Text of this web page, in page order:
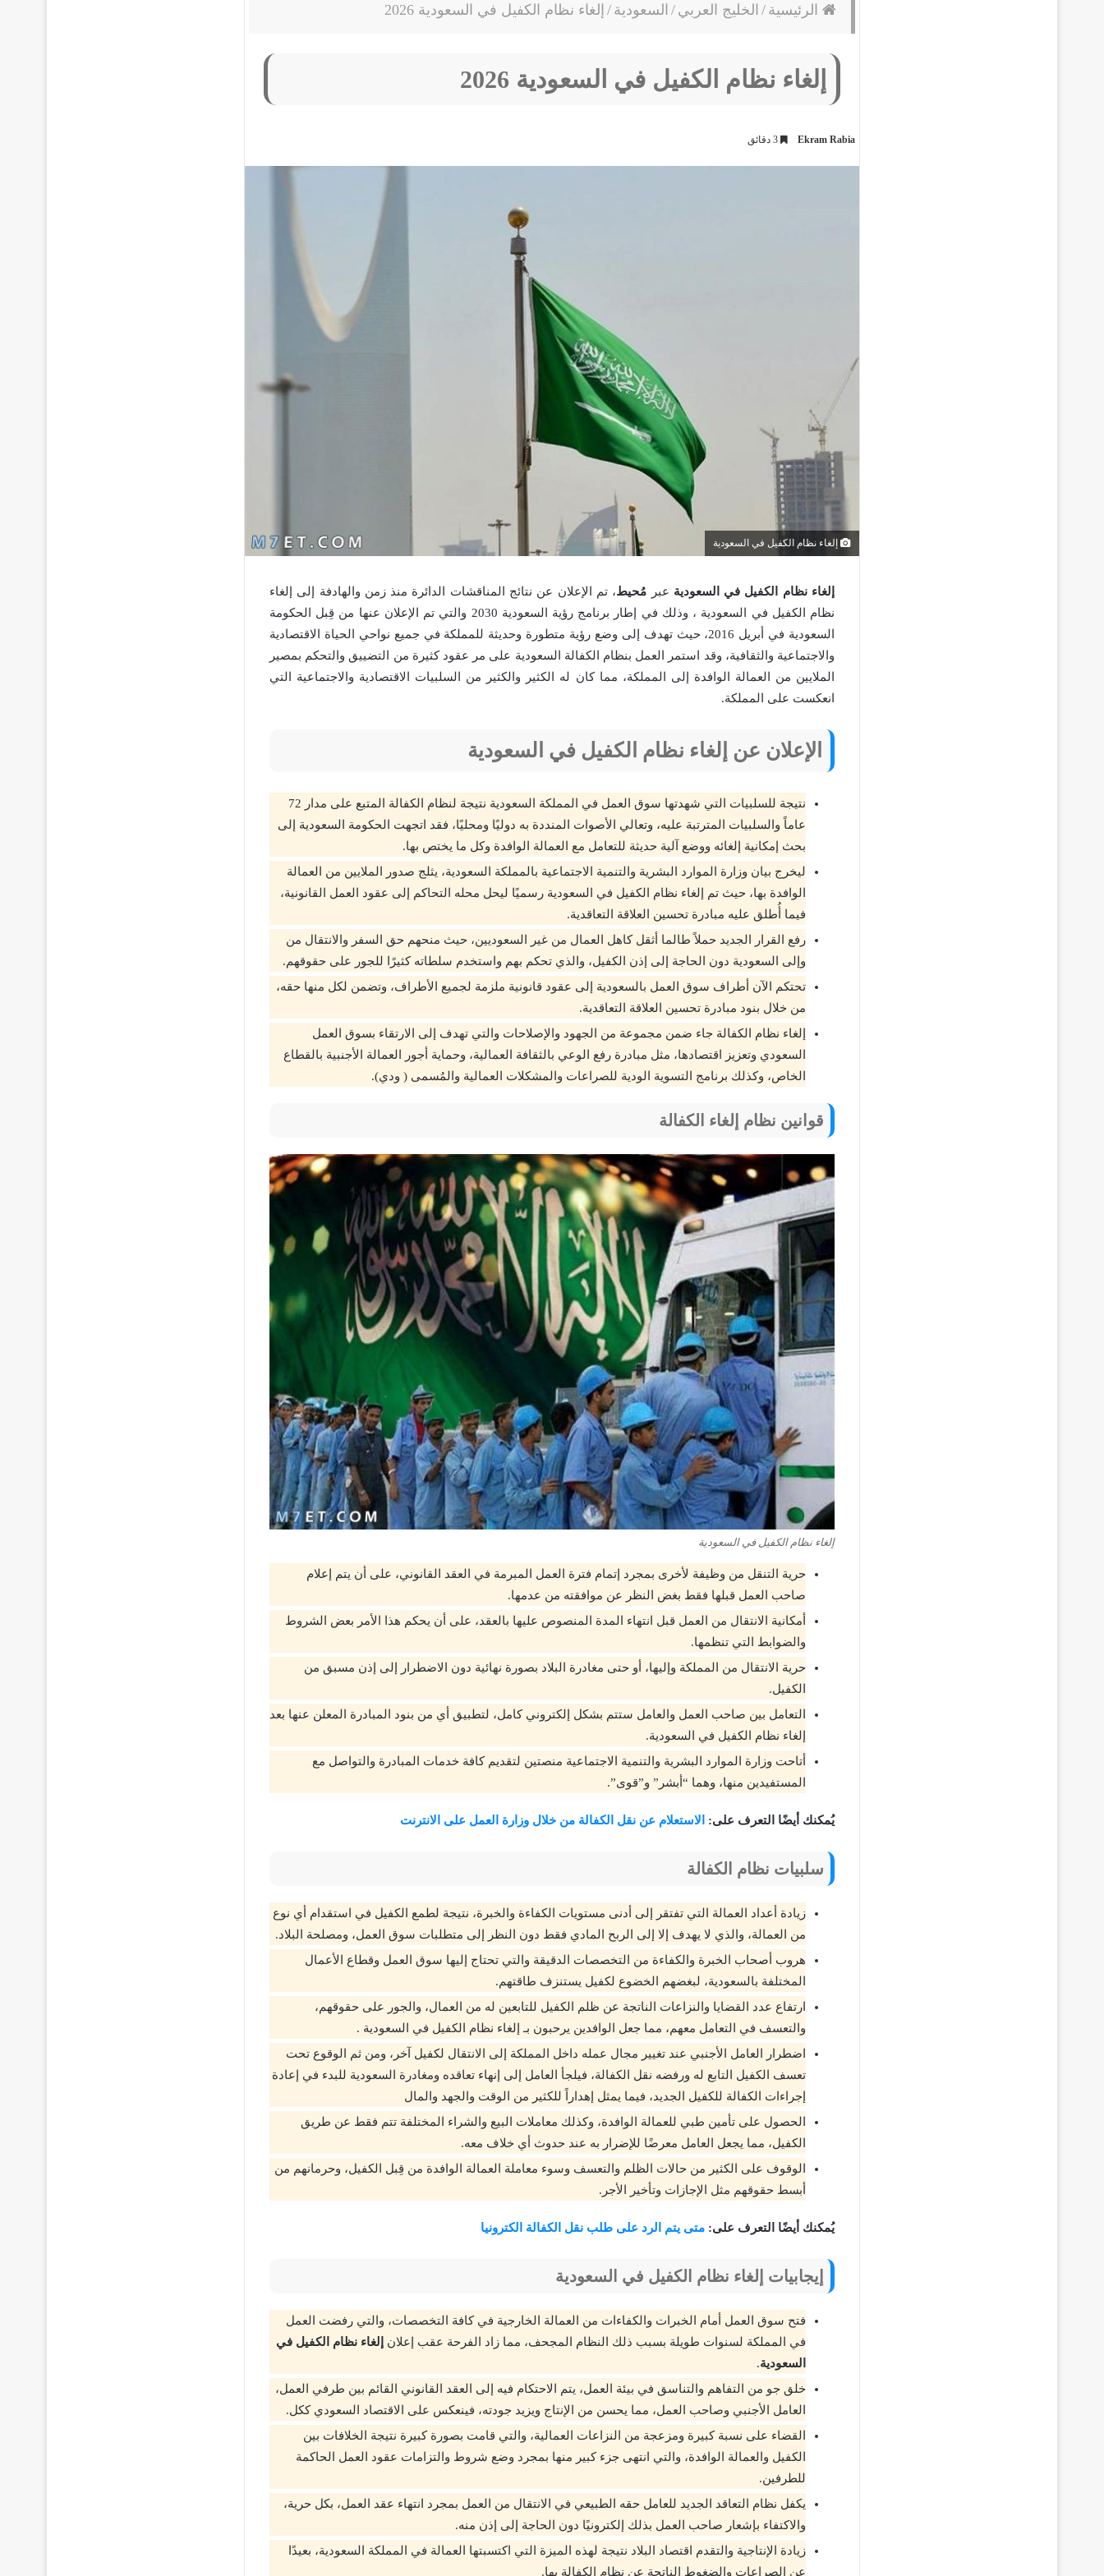
الرئيسية / الخليج العربي / السعودية / إلغاء نظام الكفيل في السعودية 2026
إلغاء نظام الكفيل في السعودية 2026
Ekram Rabia
إلغاء نظام الكفيل في السعودية
إلغاء نظام الكفيل في السعودية عبر مُحيط، تم الإعلان عن نتائج المناقشات الدائرة منذ زمن والهادفة إلى إلغاء
نظام الكفيل في السعودية ، وذلك في إطار برنامج رؤية السعودية 2030 والتي تم الإعلان عنها من قِبل الحكومة
السعودية في أبريل 2016، حيث تهدف إلى وضع رؤية متطورة وحديثة للمملكة في جميع نواحي الحياة الاقتصادية
والاجتماعية والثقافية، وقد استمر العمل بنظام الكفالة السعودية على مر عقود كثيرة من التضييق والتحكم بمصير
الملايين من العمالة الوافدة إلى المملكة، مما كان له الكثير والكثير من السلبيات الاقتصادية والاجتماعية التي
انعكست على المملكة.
الإعلان عن إلغاء نظام الكفيل في السعودية
نتيجة للسلبيات التي شهدتها سوق العمل في المملكة السعودية نتيجة لنظام الكفالة المتبع على مدار 72
عاماً والسلبيات المترتبة عليه، وتعالي الأصوات المنددة به دوليًا ومحليًا، فقد اتجهت الحكومة السعودية إلى
بحث إمكانية إلغائه ووضع آلية حديثة للتعامل مع العمالة الوافدة وكل ما يختص بها.
ليخرج بيان وزارة الموارد البشرية والتنمية الاجتماعية بالمملكة السعودية، يثلج صدور الملايين من العمالة
الوافدة بها، حيث تم إلغاء نظام الكفيل في السعودية رسميًا ليحل محله التحاكم إلى عقود العمل القانونية،
فيما أُطلق عليه مبادرة تحسين العلاقة التعاقدية.
رفع القرار الجديد حملاً طالما أثقل كاهل العمال من غير السعوديين، حيث منحهم حق السفر والانتقال من
وإلى السعودية دون الحاجة إلى إذن الكفيل، والذي تحكم بهم واستخدم سلطاته كثيرًا للجور على حقوقهم.
تحتكم الآن أطراف سوق العمل بالسعودية إلى عقود قانونية ملزمة لجميع الأطراف، وتضمن لكل منها حقه،
من خلال بنود مبادرة تحسين العلاقة التعاقدية.
إلغاء نظام الكفالة جاء ضمن مجموعة من الجهود والإصلاحات والتي تهدف إلى الارتقاء بسوق العمل
السعودي وتعزيز اقتصادها، مثل مبادرة رفع الوعي بالثقافة العمالية، وحماية أجور العمالة الأجنبية بالقطاع
الخاص، وكذلك برنامج التسوية الودية للصراعات والمشكلات العمالية والمُسمى ( ودي).
قوانين نظام إلغاء الكفالة
إلغاء نظام الكفيل في السعودية
حرية التنقل من وظيفة لأخرى بمجرد إتمام فترة العمل المبرمة في العقد القانوني، على أن يتم إعلام
صاحب العمل قبلها فقط بغض النظر عن موافقته من عدمها.
أمكانية الانتقال من العمل قبل انتهاء المدة المنصوص عليها بالعقد، على أن يحكم هذا الأمر بعض الشروط
والضوابط التي تنظمها.
حرية الانتقال من المملكة وإليها، أو حتى مغادرة البلاد بصورة نهائية دون الاضطرار إلى إذن مسبق من
الكفيل.
التعامل بين صاحب العمل والعامل ستتم بشكل إلكتروني كامل، لتطبيق أي من بنود المبادرة المعلن عنها بعد
إلغاء نظام الكفيل في السعودية.
أتاحت وزارة الموارد البشرية والتنمية الاجتماعية منصتين لتقديم كافة خدمات المبادرة والتواصل مع
المستفيدين منها، وهما “أبشر” و”قوى”.
يُمكنك أيضًا التعرف على: الاستعلام عن نقل الكفالة من خلال وزارة العمل على الانترنت
سلبيات نظام الكفالة
زيادة أعداد العمالة التي تفتقر إلى أدنى مستويات الكفاءة والخبرة، نتيجة لطمع الكفيل في استقدام أي نوع
من العمالة، والذي لا يهدف إلا إلى الربح المادي فقط دون النظر إلى متطلبات سوق العمل، ومصلحة البلاد.
هروب أصحاب الخبرة والكفاءة من التخصصات الدقيقة والتي تحتاج إليها سوق العمل وقطاع الأعمال
المختلفة بالسعودية، لبغضهم الخضوع لكفيل يستنزف طاقتهم.
ارتفاع عدد القضايا والنزاعات الناتجة عن ظلم الكفيل للتابعين له من العمال، والجور على حقوقهم،
والتعسف في التعامل معهم، مما جعل الوافدين يرحبون بـ إلغاء نظام الكفيل في السعودية .
اضطرار العامل الأجنبي عند تغيير مجال عمله داخل المملكة إلى الانتقال لكفيل آخر، ومن ثم الوقوع تحت
تعسف الكفيل التابع له ورفضه نقل الكفالة، فيلجأ العامل إلى إنهاء تعاقده ومغادرة السعودية للبدء في إعادة
إجراءات الكفالة للكفيل الجديد، فيما يمثل إهداراً للكثير من الوقت والجهد والمال
الحصول على تأمين طبي للعمالة الوافدة، وكذلك معاملات البيع والشراء المختلفة تتم فقط عن طريق
الكفيل، مما يجعل العامل معرضًا للإضرار به عند حدوث أي خلاف معه.
الوقوف على الكثير من حالات الظلم والتعسف وسوء معاملة العمالة الوافدة من قِبل الكفيل، وحرمانهم من
أبسط حقوقهم مثل الإجازات وتأخير الأجر.
يُمكنك أيضًا التعرف على: متى يتم الرد على طلب نقل الكفالة الكترونيا
إيجابيات إلغاء نظام الكفيل في السعودية
فتح سوق العمل أمام الخبرات والكفاءات من العمالة الخارجية في كافة التخصصات، والتي رفضت العمل
في المملكة لسنوات طويلة بسبب ذلك النظام المجحف، مما زاد الفرحة عقب إعلان
إلغاء نظام الكفيل في
السعودية.
خلق جو من التفاهم والتناسق في بيئة العمل، يتم الاحتكام فيه إلى العقد القانوني القائم بين طرفي العمل،
العامل الأجنبي وصاحب العمل، مما يحسن من الإنتاج ويزيد جودته، فينعكس على الاقتصاد السعودي ككل.
القضاء على نسبة كبيرة ومزعجة من النزاعات العمالية، والتي قامت بصورة كبيرة نتيجة الخلافات بين
الكفيل والعمالة الوافدة، والتي انتهى جزء كبير منها بمجرد وضع شروط والتزامات عقود العمل الحاكمة
للطرفين.
يكفل نظام التعاقد الجديد للعامل حقه الطبيعي في الانتقال من العمل بمجرد انتهاء عقد العمل، بكل حرية،
والاكتفاء بإشعار صاحب العمل بذلك إلكترونيًا دون الحاجة إلى إذن منه.
زيادة الإنتاجية والتقدم اقتصاد البلاد نتيجة لهذه الميزة التي اكتسبتها العمالة في المملكة السعودية، بعيدًا
عن الصراعات والضغوط الناتجة عن نظام الكفالة بها.